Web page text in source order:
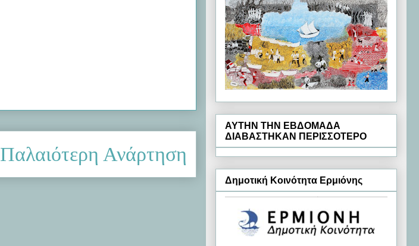
Παλαιότερη Ανάρτηση
ΑΥΤΗΝ ΤΗΝ ΕΒΔΟΜΑΔΑ
ΔΙΑΒΑΣΤΗΚΑΝ ΠΕΡΙΣΣΟΤΕΡΟ
Δημοτική Κοινότητα Ερμιόνης